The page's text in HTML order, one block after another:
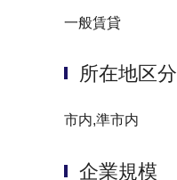
一般賃貸
所在地区分
市内,準市内
企業規模